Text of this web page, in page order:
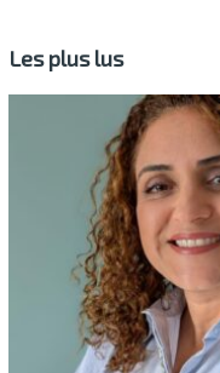
Les plus lus